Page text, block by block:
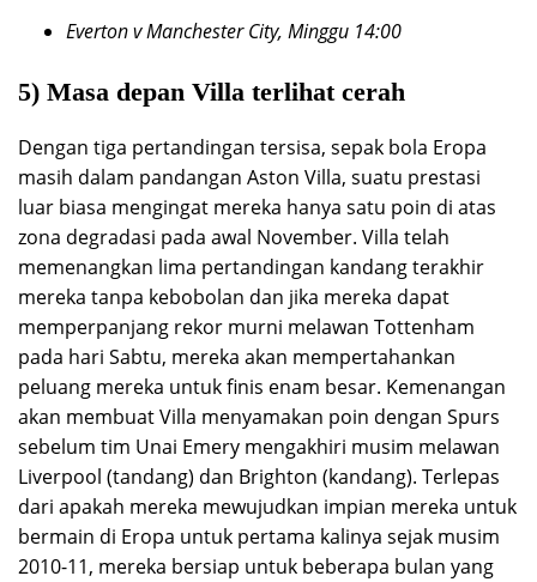
Everton v Manchester City, Minggu 14:00
5) Masa depan Villa terlihat cerah
Dengan tiga pertandingan tersisa, sepak bola Eropa
masih dalam pandangan Aston Villa, suatu prestasi
luar biasa mengingat mereka hanya satu poin di atas
zona degradasi pada awal November. Villa telah
memenangkan lima pertandingan kandang terakhir
mereka tanpa kebobolan dan jika mereka dapat
memperpanjang rekor murni melawan Tottenham
pada hari Sabtu, mereka akan mempertahankan
peluang mereka untuk finis enam besar. Kemenangan
akan membuat Villa menyamakan poin dengan Spurs
sebelum tim Unai Emery mengakhiri musim melawan
Liverpool (tandang) dan Brighton (kandang). Terlepas
dari apakah mereka mewujudkan impian mereka untuk
bermain di Eropa untuk pertama kalinya sejak musim
2010-11, mereka bersiap untuk beberapa bulan yang